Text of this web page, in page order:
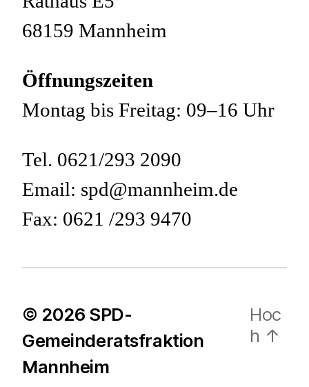
68159 Mannheim
Öffnungszeiten
Montag bis Freitag: 09–16 Uhr
Tel. 0621/293 2090
Email: spd@mannheim.de
Fax: 0621 /293 9470
© 2026 SPD-
Gemeinderatsfraktion
Mannheim
Hoc
h ↑